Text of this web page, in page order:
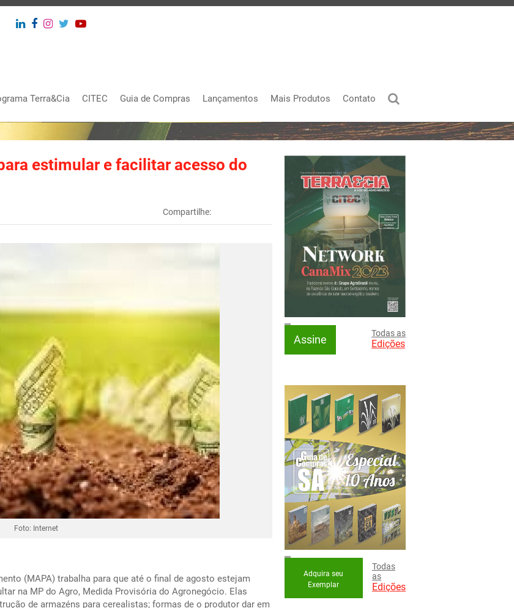
Terra&Cia CITEC Guia de Compras Lançamentos Mais Produtos Contato
estimular e facilitar acesso do
Compartilhe:
Foto: Internet
(MAPA) trabalha para que até o final de agosto estejam
na MP do Agro, Medida Provisória do Agronegócio. Elas
de armazéns para cerealistas; formas de o produtor dar em
Assine Todas as
Edições
Adquira seu
Exemplar
Todas
as
Edições